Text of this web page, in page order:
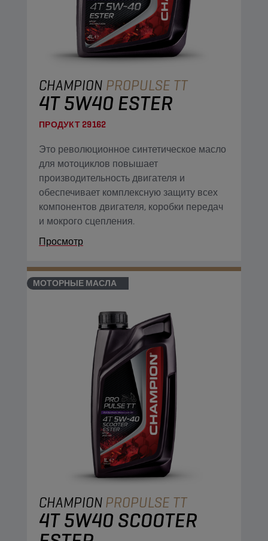
CHAMPION PROPULSE TT
4T 5W40 ESTER
ПРОДУКТ29162
Это революционное синтетическое масло
для мотоциклов повышает
производительность двигателя и
обеспечивает комплексную защиту всех
компонентов двигателя, коробки передач
и мокрого сцепления.
Просмотр
МОТОРНЫЕ МАСЛА
CHAMPIONPROPULSE TT
4T 5W40 SCOOTER